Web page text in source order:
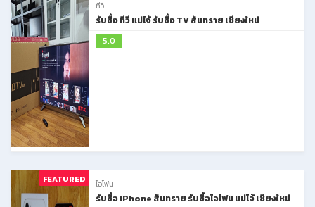
ทีวี
รับซื้อ ทีวี แม่โจ้ รับซื้อ TV สันทราย เชียงใหม่
5.0
FEATURED ไอโฟน
รับซื้อ IPhone สันทราย รับซื้อไอโฟน แม่โจ้ เชียงใหม่